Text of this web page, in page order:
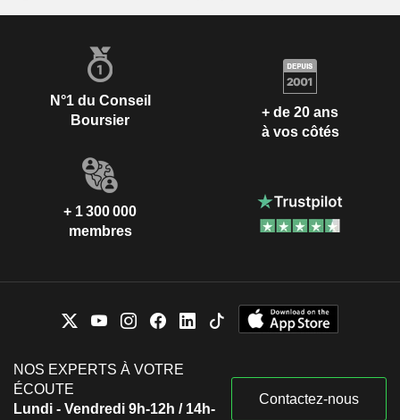
N°1 du Conseil
Boursier
+ de 20 ans
à vos côtés
+ 1 300 000
membres
NOS EXPERTS À VOTRE
ÉCOUTE
Lundi - Vendredi 9h-12h / 14h-
Contactez-nous